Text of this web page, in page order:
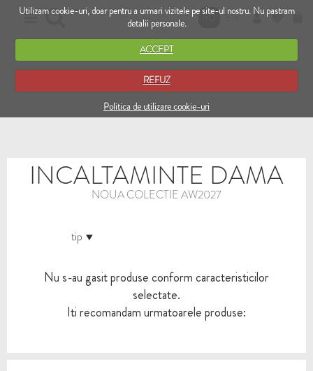
Utilizam cookie-uri, doar pentru a urmari vizitele pe site-ul nostru. Nu pastram
detalii personale.
ACCEPT
REFUZ
Politica de utilizare cookie-uri
RO EN
INCALTAMINTE DAMA
NOUA COLECTIE AW2027
tip
Nu s-au gasit produse conform caracteristicilor
selectate.
Iti recomandam urmatoarele produse: